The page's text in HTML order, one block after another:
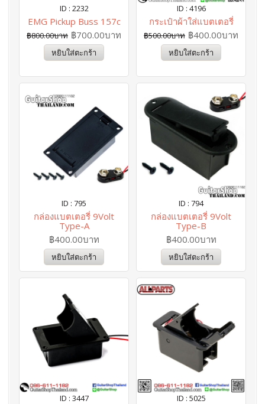
ID : 2232
EMG Pickup Buss 157c
฿800.00บาท ฿700.00บาท
หยิบใส่ตะกร้า
ID : 4196
กระเป๋าผ้าใส่แบตเตอรี่
฿500.00บาท ฿400.00บาท
หยิบใส่ตะกร้า
ID : 795
กล่องแบตเตอรี่ 9Volt
Type-A
฿400.00บาท
หยิบใส่ตะกร้า
ID : 794
กล่องแบตเตอรี่ 9Volt
Type-B
฿400.00บาท
หยิบใส่ตะกร้า
ID : 3447 ID : 5025